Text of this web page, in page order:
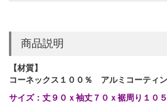
商品説明
【材質】
コーネックス１００％ アルミコーティ
サイズ：丈９０ｘ袖丈７０ｘ裾周り１０